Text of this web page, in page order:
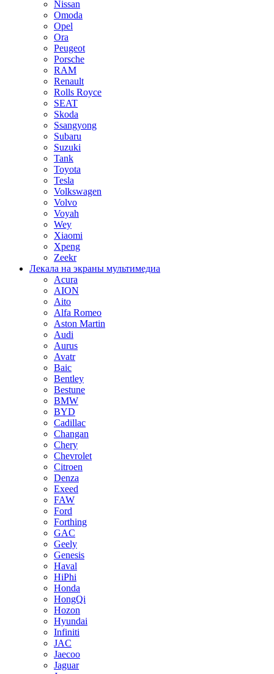
Nissan
Omoda
Opel
Ora
Peugeot
Porsche
RAM
Renault
Rolls Royce
SEAT
Skoda
Ssangyong
Subaru
Suzuki
Tank
Toyota
Tesla
Volkswagen
Volvo
Voyah
Wey
Xiaomi
Xpeng
Zeekr
Лекала на экраны мультимедиа
Acura
AION
Aito
Alfa Romeo
Aston Martin
Audi
Aurus
Avatr
Baic
Bentley
Bestune
BMW
BYD
Cadillac
Changan
Chery
Chevrolet
Citroen
Denza
Exeed
FAW
Ford
Forthing
GAC
Geely
Genesis
Haval
HiPhi
Honda
HongQi
Hozon
Hyundai
Infiniti
JAC
Jaecoo
Jaguar